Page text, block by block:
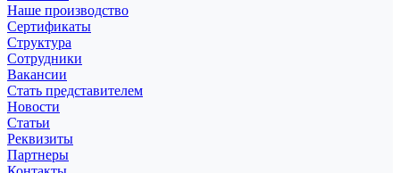
Наше производство
Сертификаты
Структура
Сотрудники
Вакансии
Стать представителем
Новости
Статьи
Реквизиты
Партнеры